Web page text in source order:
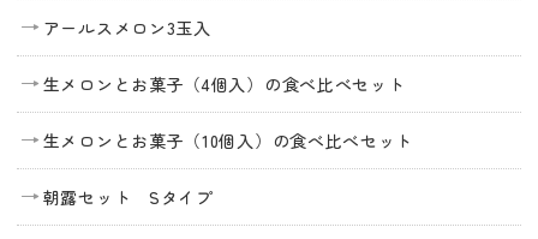
アールスメロン3玉入
生メロンとお菓子（4個入）の食べ比べセット
生メロンとお菓子（10個入）の食べ比べセット
朝露セット Sタイプ